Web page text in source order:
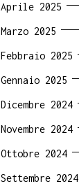
Aprile 2025
Marzo 2025
Febbraio 2025
Gennaio 2025
Dicembre 2024
Novembre 2024
Ottobre 2024
Settembre 2024